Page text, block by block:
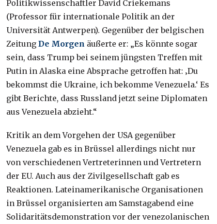
Politikwissenschaftler David Criekemans
(Professor für internationale Politik an der
Universität Antwerpen). Gegenüber der belgischen
ZeitungDe Morgen äußerte er: „Es könnte sogar
sein, dass Trump bei seinem jüngsten Treffen mit
Putin in Alaska eine Absprache getroffen hat: ‚Du
bekommst die Ukraine, ich bekomme Venezuela.‘ Es
gibt Berichte, dass Russland jetzt seine Diplomaten
aus Venezuela abzieht.“
Kritik an dem Vorgehen der USA gegenüber
Venezuela gab es in Brüssel allerdings nicht nur
von verschiedenen Vertreterinnen und Vertretern
der EU. Auch aus der Zivilgesellschaft gab es
Reaktionen. Lateinamerikanische Organisationen
in Brüssel organisierten am Samstagabend eine
Solidaritätsdemonstration vor der venezolanischen